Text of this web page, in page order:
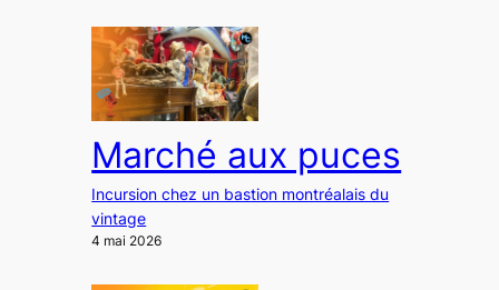
Marché aux puces
Incursion chez un bastion montréalais du
vintage
4 mai 2026